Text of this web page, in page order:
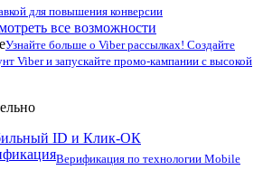
для повышения конверсии
все возможности
Узнайте больше о Viber рассылках! Создайте
Viber и запускайте промо-кампании с высокой
ID и Клик-ОК
Верификация по технологии Mobile